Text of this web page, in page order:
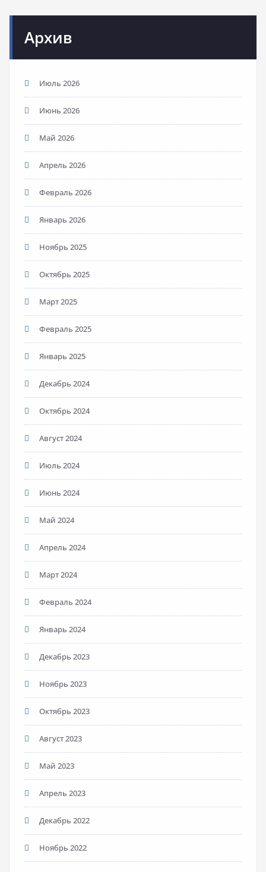
Архив
Июль 2026
Июнь 2026
Май 2026
Апрель 2026
Февраль 2026
Январь 2026
Ноябрь 2025
Октябрь 2025
Март 2025
Февраль 2025
Январь 2025
Декабрь 2024
Октябрь 2024
Август 2024
Июль 2024
Июнь 2024
Май 2024
Апрель 2024
Март 2024
Февраль 2024
Январь 2024
Декабрь 2023
Ноябрь 2023
Октябрь 2023
Август 2023
Май 2023
Апрель 2023
Декабрь 2022
Ноябрь 2022